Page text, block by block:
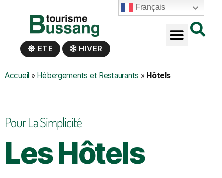
ETE HIVER
Accueil » Hébergements et Restaurants » Hôtels
Pour La Simplicité
Les Hôtels
Français
Panneau de gestion des cookies